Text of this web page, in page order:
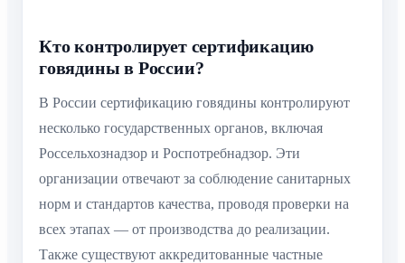
Кто контролирует сертификацию
говядины в России?
В России сертификацию говядины контролируют
несколько государственных органов, включая
Россельхознадзор и Роспотребнадзор. Эти
организации отвечают за соблюдение санитарных
норм и стандартов качества, проводя проверки на
всех этапах — от производства до реализации.
Также существуют аккредитованные частные